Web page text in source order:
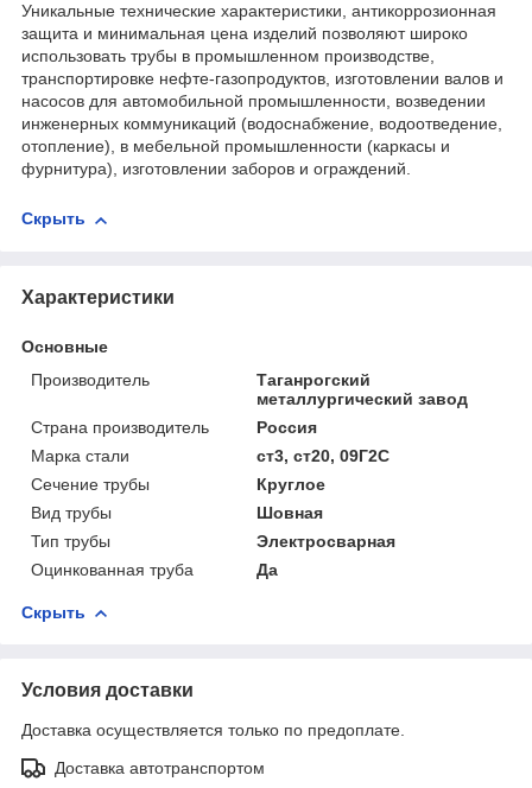
Уникальные технические характеристики, антикоррозионная
защита и минимальная цена изделий позволяют широко
использовать трубы в промышленном производстве,
транспортировке нефте-газопродуктов, изготовлении валов и
насосов для автомобильной промышленности, возведении
инженерных коммуникаций (водоснабжение, водоотведение,
отопление), в мебельной промышленности (каркасы и
фурнитура), изготовлении заборов и ограждений.
Скрыть
Характеристики
Основные
Производитель
Таганрогский
металлургический завод
Страна производитель
Россия
Марка стали
ст3, ст20, 09Г2С
Сечение трубы
Круглое
Вид трубы
Шовная
Тип трубы
Электросварная
Оцинкованная труба
Да
Скрыть
Условия доставки
Доставка осуществляется только по предоплате.
Доставка автотранспортом